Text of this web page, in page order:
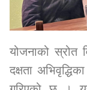
योजनाको स्रोत
दक्षता